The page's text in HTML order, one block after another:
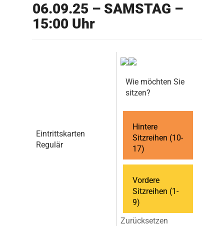
06.09.25 – SAMSTAG –
15:00 Uhr
Eintrittskarten
Regulär
Wie möchten Sie
sitzen?
Hintere
Sitzreihen (10-
17)
Vordere
Sitzreihen (1-
9)
Zurücksetzen